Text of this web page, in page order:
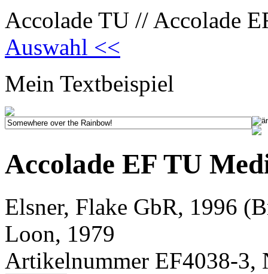
Accolade TU // Accolade
Auswahl <<
Mein Textbeispiel
Accolade EF TU
Elsner, Flake GbR, 1996
Loon, 1979
Artikelnummer EF4038-3,